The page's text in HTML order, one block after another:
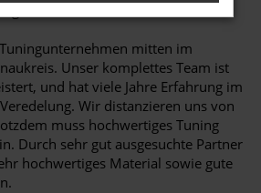
werden wir immer unser Bestes
mitten im
Unser komplettes Team ist
und hat viele Jahre Erfahrung im
Wir distanzieren uns von
muss hochwertiges Tuning
Durch sehr gut ausgesuchte Partner
hochwertiges Material sowie gute